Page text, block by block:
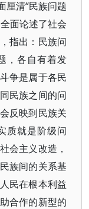
厘清“民族问题
面论述了社会
指出：民族问
，各自有着发
争是属于各民
民族之间的问
反映到民族关
质就是阶级问
会主义改造，
族间的关系基
民在根本利益
合作的新型的